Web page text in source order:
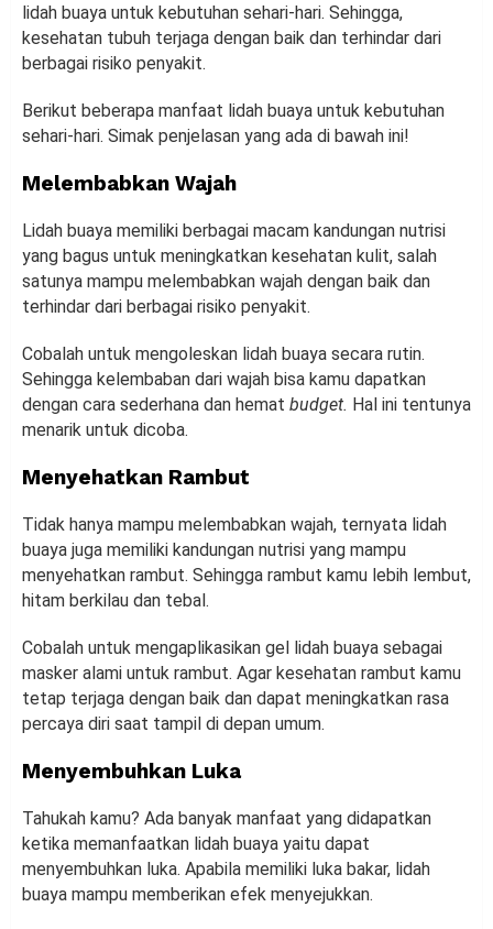
lidah buaya untuk kebutuhan sehari-hari. Sehingga,
kesehatan tubuh terjaga dengan baik dan terhindar dari
berbagai risiko penyakit.
Berikut beberapa manfaat lidah buaya untuk kebutuhan
sehari-hari. Simak penjelasan yang ada di bawah ini!
Melembabkan Wajah
Lidah buaya memiliki berbagai macam kandungan nutrisi
yang bagus untuk meningkatkan kesehatan kulit, salah
satunya mampu melembabkan wajah dengan baik dan
terhindar dari berbagai risiko penyakit.
Cobalah untuk mengoleskan lidah buaya secara rutin.
Sehingga kelembaban dari wajah bisa kamu dapatkan
dengan cara sederhana dan hemat budget. Hal ini tentunya
menarik untuk dicoba.
Menyehatkan Rambut
Tidak hanya mampu melembabkan wajah, ternyata lidah
buaya juga memiliki kandungan nutrisi yang mampu
menyehatkan rambut. Sehingga rambut kamu lebih lembut,
hitam berkilau dan tebal.
Cobalah untuk mengaplikasikan gel lidah buaya sebagai
masker alami untuk rambut. Agar kesehatan rambut kamu
tetap terjaga dengan baik dan dapat meningkatkan rasa
percaya diri saat tampil di depan umum.
Menyembuhkan Luka
Tahukah kamu? Ada banyak manfaat yang didapatkan
ketika memanfaatkan lidah buaya yaitu dapat
menyembuhkan luka. Apabila memiliki luka bakar, lidah
buaya mampu memberikan efek menyejukkan.